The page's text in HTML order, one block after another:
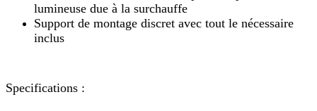
lumineuse due à la surchauffe
Support de montage discret avec tout le nécessaire
inclus
Specifications :